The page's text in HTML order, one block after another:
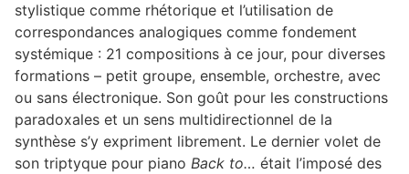
stylistique comme rhétorique et l’utilisation de
correspondances analogiques comme fondement
systémique : 21 compositions à ce jour, pour diverses
formations – petit groupe, ensemble, orchestre, avec
ou sans électronique. Son goût pour les constructions
paradoxales et un sens multidirectionnel de la
synthèse s’y expriment librement. Le dernier volet de
son triptyque pour piano Back to… était l’imposé des